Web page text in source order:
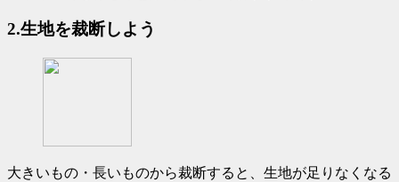
2.生地を裁断しよう
大きいもの・長いものから裁断すると、生地が足りなくなる